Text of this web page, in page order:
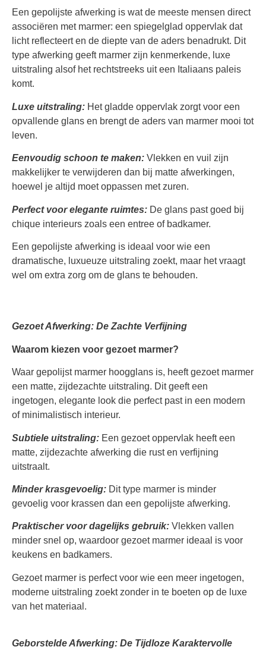
Een gepolijste afwerking is wat de meeste mensen direct
associëren met marmer: een spiegelglad oppervlak dat
licht reflecteert en de diepte van de aders benadrukt. Dit
type afwerking geeft marmer zijn kenmerkende, luxe
uitstraling alsof het rechtstreeks uit een Italiaans paleis
komt.
Luxe uitstraling: Het gladde oppervlak zorgt voor een
opvallende glans en brengt de aders van marmer mooi tot
leven.
Eenvoudig schoon te maken: Vlekken en vuil zijn
makkelijker te verwijderen dan bij matte afwerkingen,
hoewel je altijd moet oppassen met zuren.
Perfect voor elegante ruimtes: De glans past goed bij
chique interieurs zoals een entree of badkamer.
Een gepolijste afwerking is ideaal voor wie een
dramatische, luxueuze uitstraling zoekt, maar het vraagt
wel om extra zorg om de glans te behouden.
Gezoet Afwerking: De Zachte Verfijning
Waarom kiezen voor gezoet marmer?
Waar gepolijst marmer hoogglans is, heeft gezoet marmer
een matte, zijdezachte uitstraling. Dit geeft een
ingetogen, elegante look die perfect past in een modern
of minimalistisch interieur.
Subtiele uitstraling: Een gezoet oppervlak heeft een
matte, zijdezachte afwerking die rust en verfijning
uitstraalt.
Minder krasgevoelig: Dit type marmer is minder
gevoelig voor krassen dan een gepolijste afwerking.
Praktischer voor dagelijks gebruik: Vlekken vallen
minder snel op, waardoor gezoet marmer ideaal is voor
keukens en badkamers.
Gezoet marmer is perfect voor wie een meer ingetogen,
moderne uitstraling zoekt zonder in te boeten op de luxe
van het materiaal.
Geborstelde Afwerking: De Tijdloze Karaktervolle